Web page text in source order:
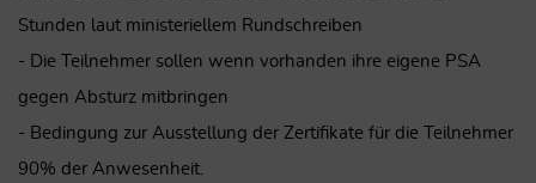
Stunden laut ministeriellem Rundschreiben
- Die Teilnehmer sollen wenn vorhanden ihre eigene PSA
gegen Absturz mitbringen
- Bedingung zur Ausstellung der Zertifikate für die Teilnehmer
90% der Anwesenheit.